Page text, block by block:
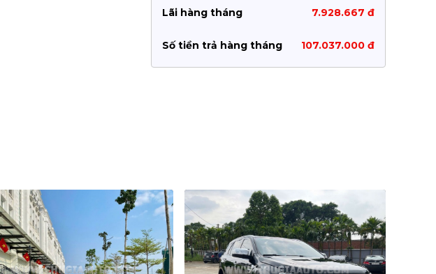
Lãi hàng tháng 7.928.667 đ
Số tiền trả hàng tháng 107.037.000 đ